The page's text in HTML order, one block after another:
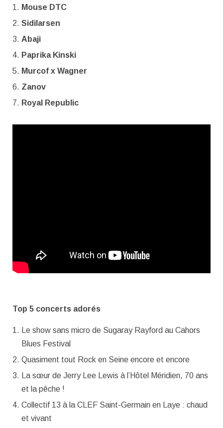
Mouse DTC
Sidilarsen
Abaji
Paprika Kinski
Murcof x Wagner
Zanov
Royal Republic
Top 5 concerts adorés
Le show sans micro de Sugaray Rayford au Cahors
Blues Festival
Quasiment tout Rock en Seine encore et encore
La sœur de Jerry Lee Lewis à l’Hôtel Méridien, 70 ans
et la pêche !
Collectif 13 à la CLEF Saint-Germain en Laye : chaud
et vivant